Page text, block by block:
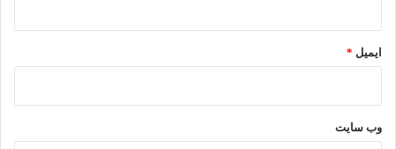
ایمیل *
وب‌ سایت